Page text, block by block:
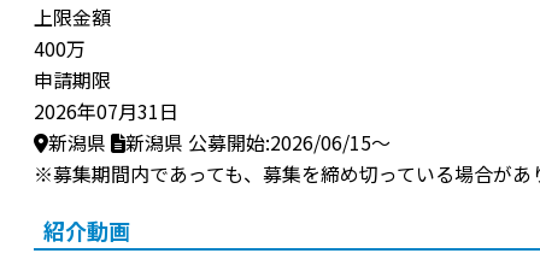
上限金額
400万
申請期限
2026年07月31日
新潟県
新潟県 公募開始:2026/06/15～
※募集期間内であっても、募集を締め切っている場合があ
紹介動画